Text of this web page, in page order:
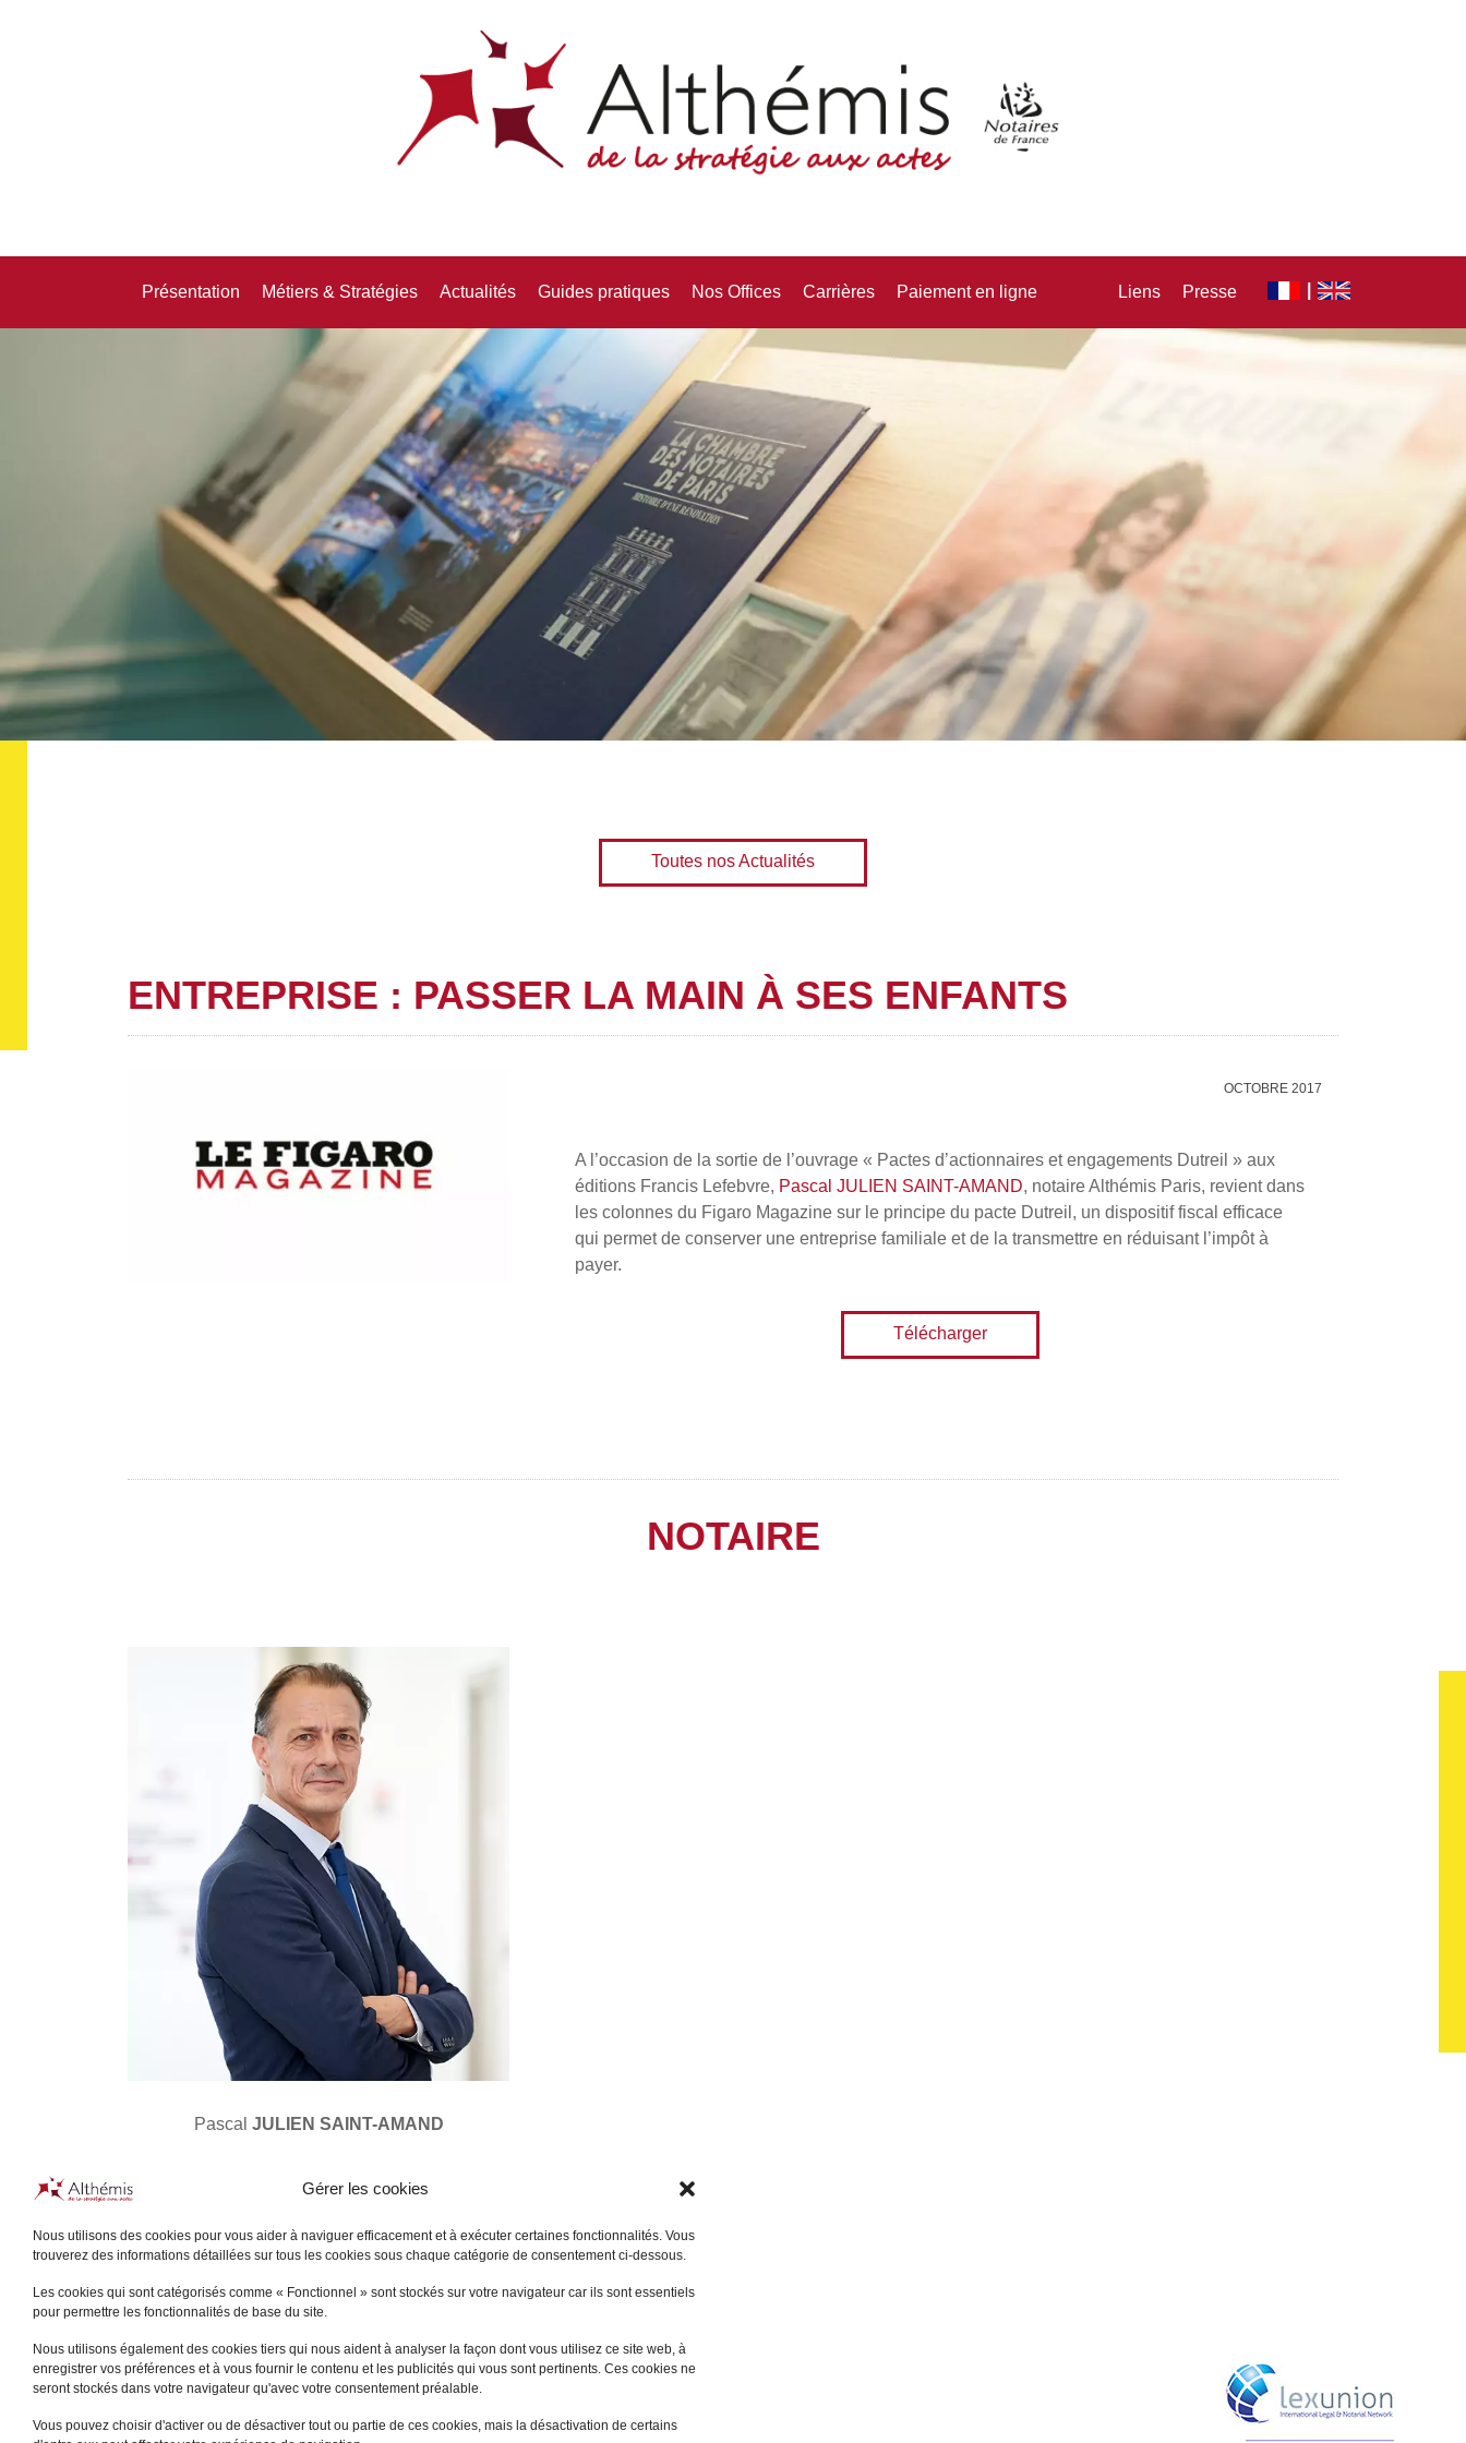
Gérer les cookies
Nous utilisons des cookies pour vous aider à naviguer efficacement et à exécuter certaines fonctionnalités. Vous
trouverez des informations détaillées sur tous les cookies sous chaque catégorie de consentement ci-dessous.
Les cookies qui sont catégorisés comme « Fonctionnel » sont stockés sur votre navigateur car ils sont essentiels
pour permettre les fonctionnalités de base du site.
Nous utilisons également des cookies tiers qui nous aident à analyser la façon dont vous utilisez ce site web, à
enregistrer vos préférences et à vous fournir le contenu et les publicités qui vous sont pertinents. Ces cookies ne
seront stockés dans votre navigateur qu'avec votre consentement préalable.
Vous pouvez choisir d'activer ou de désactiver tout ou partie de ces cookies, mais la désactivation de certains
Présentation Métiers & Stratégies Actualités Guides pratiques Nos Offices Carrières Paiement en ligne Liens Presse
Toutes nos Actualités
ENTREPRISE : PASSER LA MAIN À SES ENFANTS
OCTOBRE 2017
A l’occasion de la sortie de l’ouvrage « Pactes d’actionnaires et engagements Dutreil » aux
éditions Francis Lefebvre, Pascal JULIEN SAINT-AMAND, notaire Althémis Paris, revient dans
les colonnes du Figaro Magazine sur le principe du pacte Dutreil, un dispositif fiscal efficace
qui permet de conserver une entreprise familiale et de la transmettre en réduisant l’impôt à
payer.
Télécharger
NOTAIRE
Pascal JULIEN SAINT-AMAND